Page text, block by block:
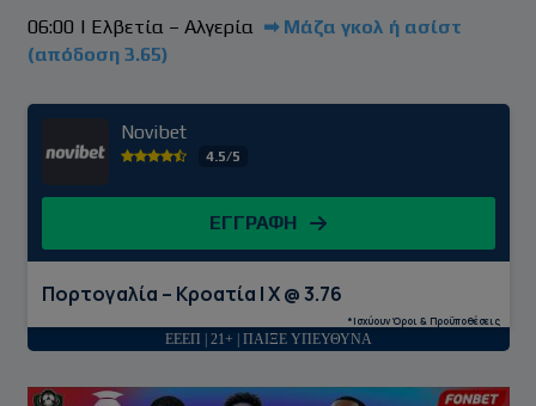
06:00 | Ελβετία – Αλγερία ➡ Μάζα γκολ ή ασίστ
(απόδοση 3.65)
Novibet
4.5/5
ΕΓΓΡΑΦΗ
Πορτογαλία – Κροατία | Χ @ 3.76
*Ισχύουν Όροι & Προϋποθέσεις
ΕΕΕΠ | 21+ | ΠΑΙΞΕ ΥΠΕΥΘΥΝΑ